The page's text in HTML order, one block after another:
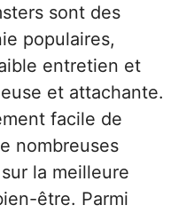
sont des
populaires,
entretien et
et attachante.
facile de
nombreuses
la meilleure
être. Parmi